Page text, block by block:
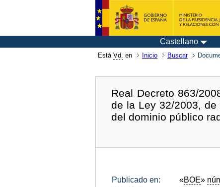
Castellano
Está Vd. en Inicio Buscar
Real Decreto 863/
de la Ley 32/2003,
del dominio público
Publicado en: «BOE»